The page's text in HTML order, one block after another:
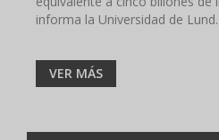
informa la Universidad de Lund.
VER MÁS